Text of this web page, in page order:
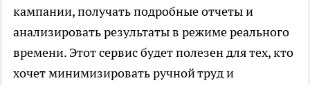
кампании, получать подробные отчеты и
анализировать результаты в режиме реального
времени. Этот сервис будет полезен для тех, кто
хочет минимизировать ручной труд и